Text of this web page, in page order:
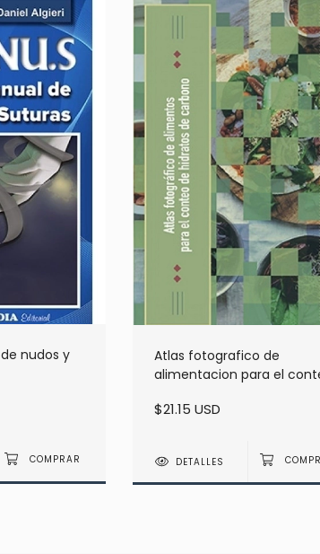
nudos y
Atlas fotografico de
alimentacion para el
Avila
$21.15 USD
DETALLES